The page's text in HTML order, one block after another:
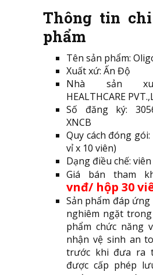
Thông tin
phẩm
Tên sản phẩm:
Xuất xứ: Ấn Độ
Nhà sản
HEALTHCARE
Số đăng ký:
XNCB
Quy cách đóng
vỉ x 10 viên)
Dạng điều chế:
Giá bán tham
vnđ/ hộp 30
Sản phẩm đáp
nghiêm ngặt
phẩm chức năng
nhận vệ sinh an
trước khi đưa ra
được cấp phép